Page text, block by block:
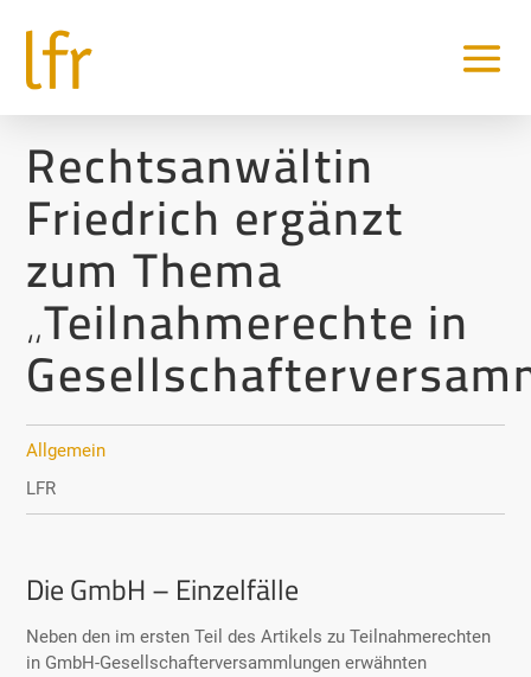
Rechtsanwältin
Friedrich ergänzt
zum Thema
„Teilnahmerechte in
Allgemein
LFR
Allgemein
Die GmbH – Einzelfälle
Neben den im ersten Teil des Artikels zu Teilnahmerechten
in GmbH-Gesellschafterversammlungen erwähnten